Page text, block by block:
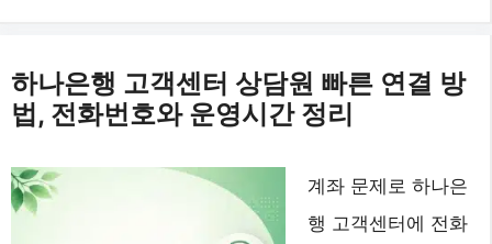
하나은행 고객센터 상담원 빠른 연결 방
법, 전화번호와 운영시간 정리
계좌 문제로 하나은
행 고객센터에 전화